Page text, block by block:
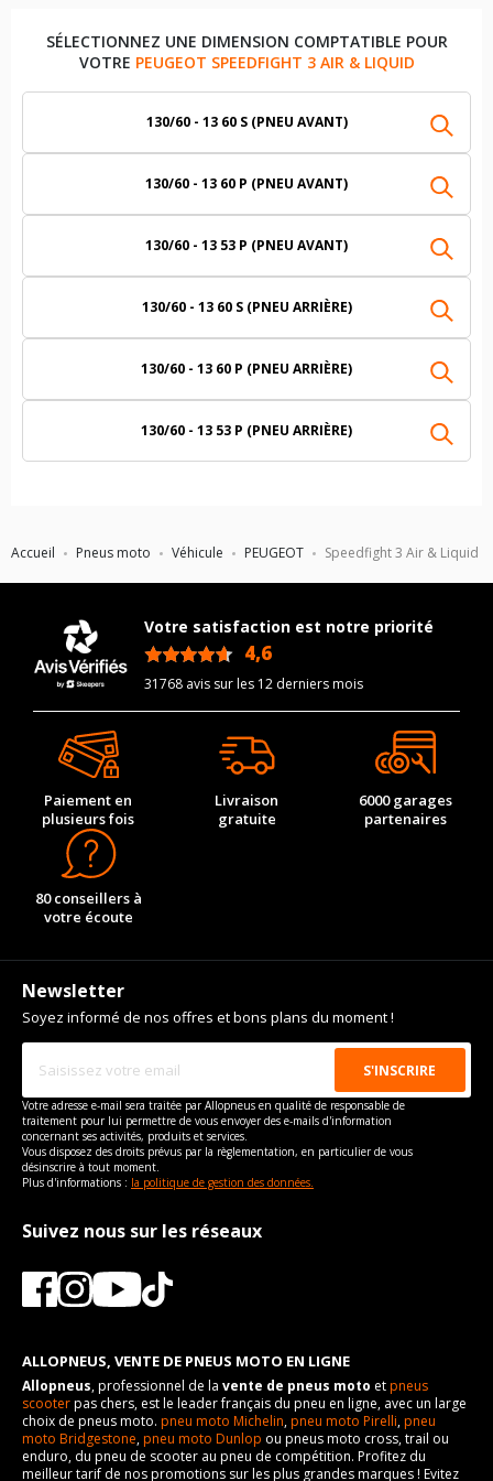
Accueil Pneus moto Véhicule PEUGEOT Speedfight 3 Air & Liquid
SÉLECTIONNEZ UNE DIMENSION COMPTATIBLE POUR
VOTRE PEUGEOT SPEEDFIGHT 3 AIR & LIQUID
130/60 - 13 60 S (PNEU AVANT)
130/60 - 13 60 P (PNEU AVANT)
130/60 - 13 53 P (PNEU AVANT)
130/60 - 13 60 S (PNEU ARRIÈRE)
130/60 - 13 60 P (PNEU ARRIÈRE)
130/60 - 13 53 P (PNEU ARRIÈRE)
Votre satisfaction est notre priorité
4,6
31768 avis sur les 12 derniers mois
Paiement en
plusieurs fois
Livraison
gratuite
6000 garages
partenaires
80 conseillers à
votre écoute
Newsletter
Soyez informé de nos offres et bons plans du moment !
Votre adresse e-mail sera traitée par Allopneus en qualité de responsable de
traitement pour lui permettre de vous envoyer des e-mails d'information
concernant ses activités, produits et services.
Vous disposez des droits prévus par la règlementation, en particulier de vous
désinscrire à tout moment.
Plus d'informations : la politique de gestion des données.
Suivez nous sur les réseaux
ALLOPNEUS, VENTE DE PNEUS MOTO EN LIGNE
Allopneus, professionnel de la vente de pneus moto etpneus
scooterpas chers, est le leader français du pneu en ligne, avec un large
choix de pneus moto. pneu moto Michelin,pneu moto Pirelli,pneu
moto Bridgestone,pneu moto Dunlop ou pneus moto cross, trail ou
enduro, du pneu de scooter au pneu de compétition. Profitez du
meilleur tarif de nos promotions sur les plus grandes marques ! Evitez